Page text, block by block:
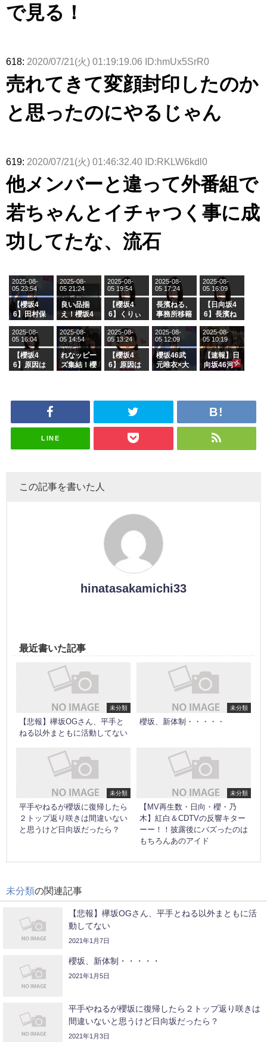
で見る！
618: 2020/07/21(火) 01:19:19.06 ID:hmUx5SrR0
売れてきて変顔封印したのか
と思ったのにやるじゃん
619: 2020/07/21(火) 01:46:32.40 ID:RKLW6kdl0
他メンバーと違って外番組で
若ちゃんとイチャつく事に成
功してたな、流石
【櫻坂4
6】田村保
ージを脱い
でいた理由
2025-08-
05 23:54
良い品揃
え！櫻坂4
グル『Mak
e or Brea
k』オフィ
シャルグッ
ズ絶賛販売
2025-08-
05 21:24
【櫻坂4
6】くりぃ
の2人を手
玉に取る大
沼晶保【く
りぃむナン
タラ】
2025-08-
05 19:54
長濱ねる、
事務所移籍
属を発表
2025-08-
05 17:24
【日向坂4
6】長濱ね
ら移籍しフ
ラーム所属
に。これで
事務所に所
属している
がこちら
2025-08-
05 16:09
【櫻坂4
6】原因は
ざわつかせ
2025-08-
05 16:04
れなッピー
ズ集結！櫻
「ラヴィッ
スタジオ出
2025-08-
05 14:54
【櫻坂4
6】原因は
ざわつかせ
2025-08-
05 13:24
櫻坂46武
元唯衣×大
さんに恐怖
ナンタラ】
2025-08-
05 12:09
【速報】日
向坂46河
2025-08-
05 10:19
LINE
この記事を書いた人
hinatasakamichi33
最近書いた記事
未分類
【悲報】欅坂OGさん、平手と
ねる以外まともに活動してない
未分類
櫻坂、新体制・・・・・
未分類
平手やねるが櫻坂に復帰したら
２トップ返り咲きは間違いない
と思うけど日向坂だったら？
未分類
【MV再生数・日向・櫻・乃
木】紅白＆CDTVの反響キター
ーー！！披露後にバズったのは
もちろんあのアイド
未分類の関連記事
【悲報】欅坂OGさん、平手とねる以外まともに活
動してない
2021年1月7日
櫻坂、新体制・・・・・
2021年1月5日
平手やねるが櫻坂に復帰したら２トップ返り咲きは
間違いないと思うけど日向坂だったら？
2021年1月3日